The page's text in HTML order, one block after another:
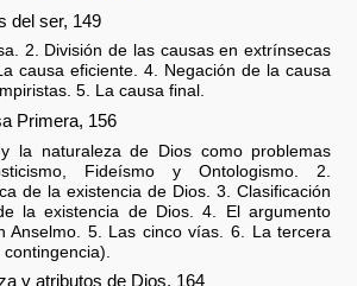
del ser, 149
2. División de las causas en extrínsecas
causa eficiente. 4. Negación de la causa
5. La causa final.
Primera, 156
la naturaleza de Dios como problemas
Fideísmo y Ontologismo. 2.
de la existencia de Dios. 3. Clasificación
la existencia de Dios. 4. El argumento
Anselmo. 5. Las cinco vías. 6. La tercera
y atributos de Dios, 164